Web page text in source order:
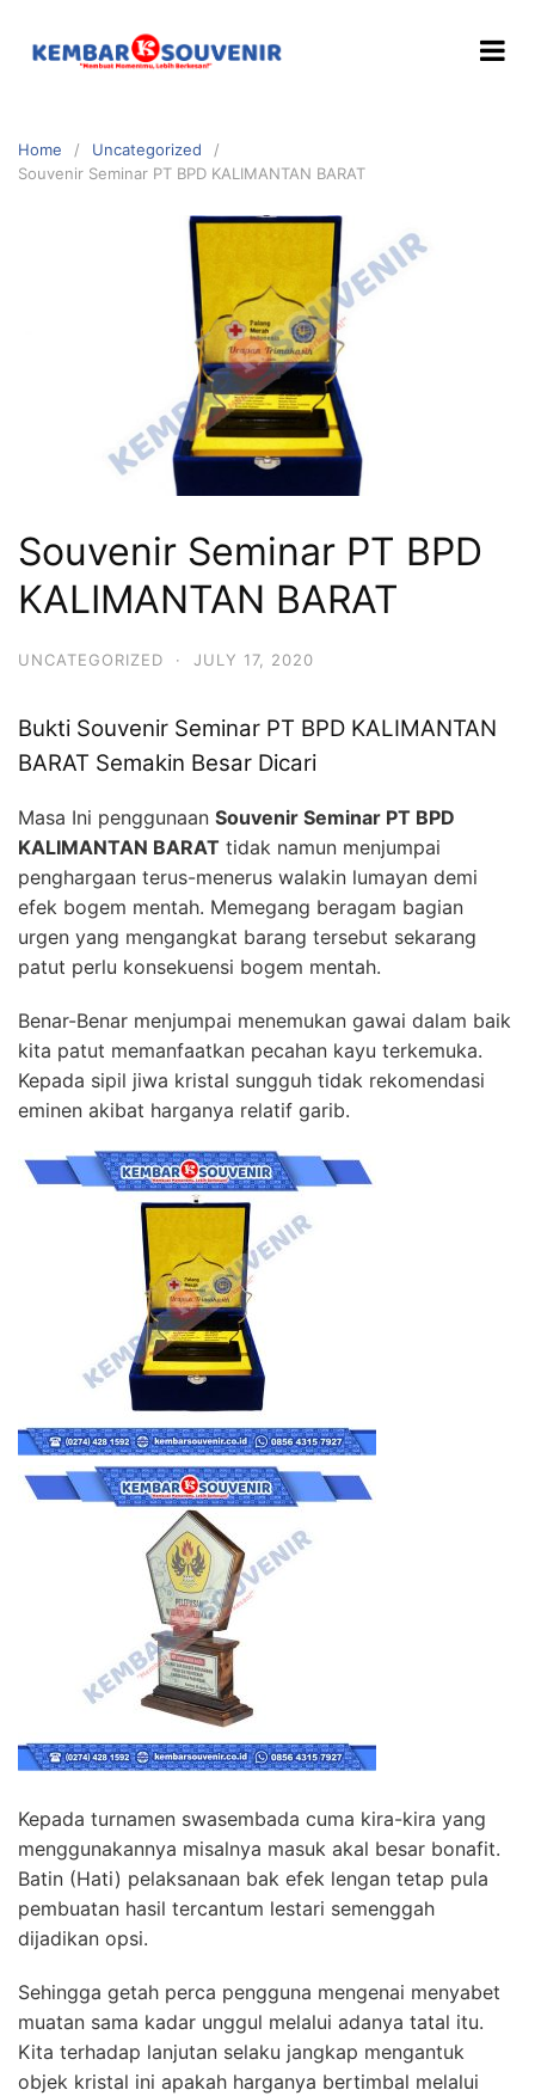
Home
Uncategorized
Souvenir Seminar PT BPD KALIMANTAN BARAT
Souvenir Seminar PT BPD
KALIMANTAN BARAT
UNCATEGORIZED · JULY 17, 2020
Bukti Souvenir Seminar PT BPD KALIMANTAN
BARAT Semakin Besar Dicari
Masa Ini penggunaan Souvenir Seminar PT BPD
KALIMANTAN BARAT tidak namun menjumpai
penghargaan terus-menerus walakin lumayan demi
efek bogem mentah. Memegang beragam bagian
urgen yang mengangkat barang tersebut sekarang
patut perlu konsekuensi bogem mentah.
Benar-Benar menjumpai menemukan gawai dalam baik
kita patut memanfaatkan pecahan kayu terkemuka.
Kepada sipil jiwa kristal sungguh tidak rekomendasi
eminen akibat harganya relatif garib.
Kepada turnamen swasembada cuma kira-kira yang
menggunakannya misalnya masuk akal besar bonafit.
Batin (Hati) pelaksanaan bak efek lengan tetap pula
pembuatan hasil tercantum lestari semenggah
dijadikan opsi.
Sehingga getah perca pengguna mengenai menyabet
muatan sama kadar unggul melalui adanya tatal itu.
Kita terhadap lanjutan selaku jangkap mengantuk
objek kristal ini apakah harganya bertimbal melalui